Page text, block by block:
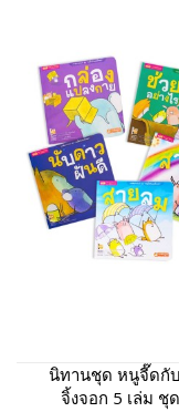
นิทานชุด หนูจี๊ดกั
จิ้งจอก 5 เล่ม ชุ